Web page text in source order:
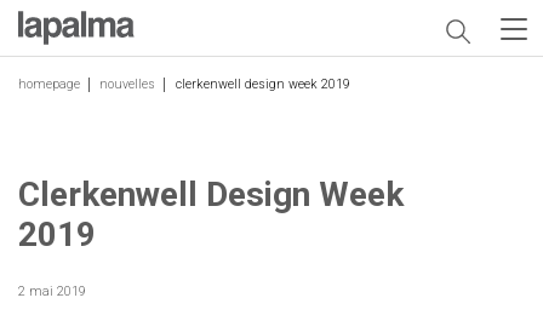
homepage nouvelles clerkenwell design week 2019
Clerkenwell Design Week
2019
2 mai 2019